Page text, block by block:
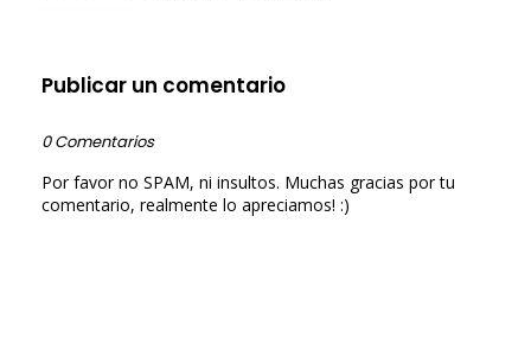
Publicar un comentario
0 Comentarios
Por favor no SPAM, ni insultos. Muchas gracias por tu
comentario, realmente lo apreciamos! :)